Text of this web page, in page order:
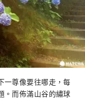
一尊像要往哪走，每
。而佈滿山谷的繡球